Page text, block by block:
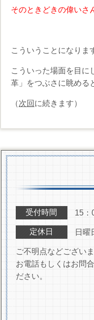
そのときどきの偉いさ
こういうことになりま
こういった場面を目に
革」をつぶさに眺める
（次回 に続きます）
受付時間 15：
定休日 日曜
ご不明点などございま
お電話もしくはお問
ださい。